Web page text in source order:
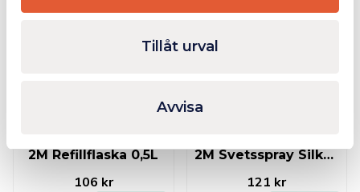
Tillåt urval
Avvisa
Finns i lager
2M Refillflaska 0,5L
106 kr
2M Svetsspray Silkonfri 400ml
121 kr